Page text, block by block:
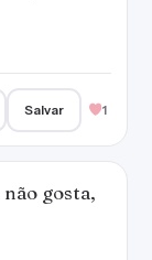
Salvar 1
gosta,